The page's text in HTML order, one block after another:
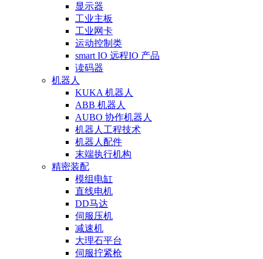
显示器
工业主板
工业网卡
运动控制类
smart IO 远程IO 产品
读码器
机器人
KUKA 机器人
ABB 机器人
AUBO 协作机器人
机器人工程技术
机器人配件
末端执行机构
精密装配
模组电缸
直线电机
DD马达
伺服压机
减速机
大理石平台
伺服拧紧枪